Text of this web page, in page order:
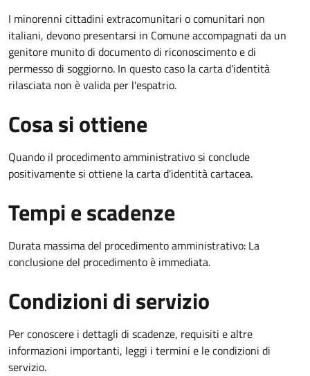
I minorenni cittadini extracomunitari o comunitari non
italiani, devono presentarsi in Comune accompagnati da un
genitore munito di documento di riconoscimento e di
permesso di soggiorno. In questo caso la carta d'identità
rilasciata non è valida per l'espatrio.
Cosa si ottiene
Quando il procedimento amministrativo si conclude
positivamente si ottiene la carta d'identità cartacea.
Tempi e scadenze
Durata massima del procedimento amministrativo: La
conclusione del procedimento è immediata.
Condizioni di servizio
Per conoscere i dettagli di scadenze, requisiti e altre
informazioni importanti, leggi i termini e le condizioni di
servizio.